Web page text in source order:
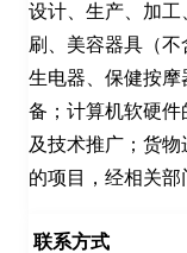
设计、生产、加
刷、美容器具（
生电器、保健按
备；计算机软硬
及技术推广；货
的项目，经相关
联系方式